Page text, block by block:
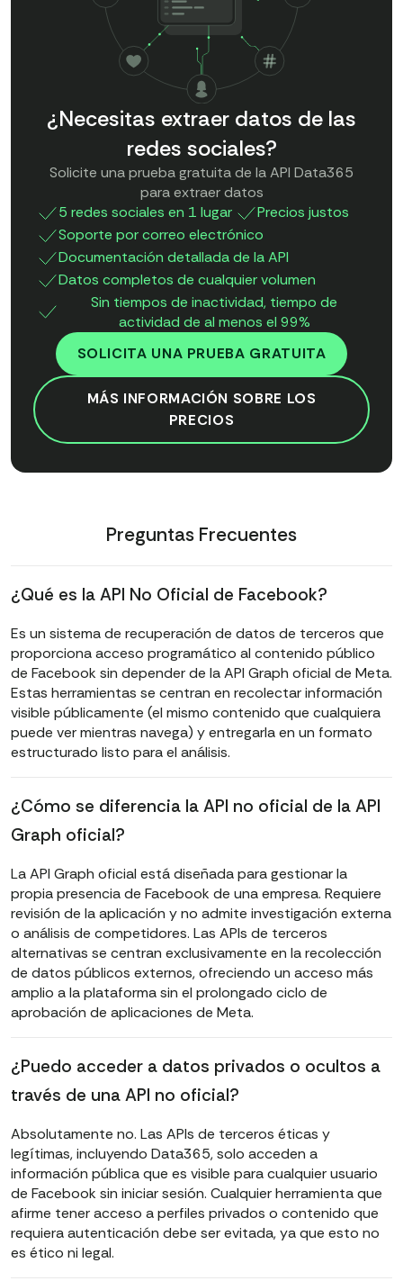
¿Necesitas extraer datos de las
redes sociales?
Solicite una prueba gratuita de la API Data365
para extraer datos
5 redes sociales en 1 lugar
Precios justos
Soporte por correo electrónico
Documentación detallada de la API
Datos completos de cualquier volumen
Sin tiempos de inactividad, tiempo de
actividad de al menos el 99%
SOLICITA UNA PRUEBA GRATUITA
MÁS INFORMACIÓN SOBRE LOS
PRECIOS
Preguntas Frecuentes
¿Qué es la API No Oficial de Facebook?
Es un sistema de recuperación de datos de terceros que
proporciona acceso programático al contenido público
de Facebook sin depender de la API Graph oficial de Meta.
Estas herramientas se centran en recolectar información
visible públicamente (el mismo contenido que cualquiera
puede ver mientras navega) y entregarla en un formato
estructurado listo para el análisis.
¿Cómo se diferencia la API no oficial de la API
Graph oficial?
La API Graph oficial está diseñada para gestionar la
propia presencia de Facebook de una empresa. Requiere
revisión de la aplicación y no admite investigación externa
o análisis de competidores. Las APIs de terceros
alternativas se centran exclusivamente en la recolección
de datos públicos externos, ofreciendo un acceso más
amplio a la plataforma sin el prolongado ciclo de
aprobación de aplicaciones de Meta.
¿Puedo acceder a datos privados o ocultos a
través de una API no oficial?
Absolutamente no. Las APIs de terceros éticas y
legítimas, incluyendo Data365, solo acceden a
información pública que es visible para cualquier usuario
de Facebook sin iniciar sesión. Cualquier herramienta que
afirme tener acceso a perfiles privados o contenido que
requiera autenticación debe ser evitada, ya que esto no
es ético ni legal.